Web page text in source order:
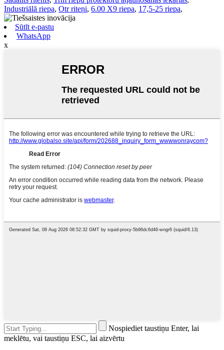
Industriālā riepa, Otr riteņi, 6.00 X9 riepa, 17,5-25 riepa,
Sūtīt e-pastu
WhatsApp
x
Nospiediet taustiņu Enter, lai
meklētu, vai taustiņu ESC, lai aizvērtu